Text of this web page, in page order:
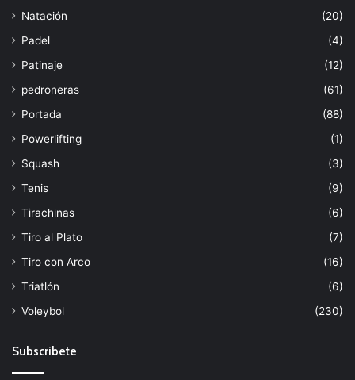
Natación
(20)
Padel
(4)
Patinaje
(12)
pedroneras
(61)
Portada
(88)
Powerlifting
(1)
Squash
(3)
Tenis
(9)
Tirachinas
(6)
Tiro al Plato
(7)
Tiro con Arco
(16)
Triatlón
(6)
Voleybol
(230)
Subscribete